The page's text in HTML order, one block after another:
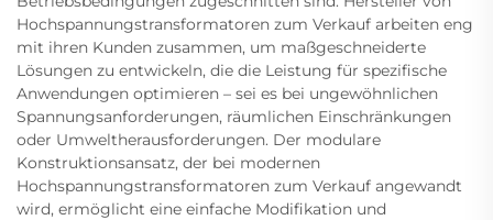
Hochspannungstransformatoren zum Verkauf arbeiten eng
mit ihren Kunden zusammen, um maßgeschneiderte
Lösungen zu entwickeln, die die Leistung für spezifische
Anwendungen optimieren – sei es bei ungewöhnlichen
Spannungsanforderungen, räumlichen Einschränkungen
oder Umweltherausforderungen. Der modulare
Konstruktionsansatz, der bei modernen
Hochspannungstransformatoren zum Verkauf angewandt
wird, ermöglicht eine einfache Modifikation und